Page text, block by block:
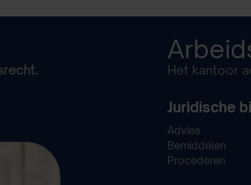
Het kantoor
Juridische
Advies
Bemiddelen
Procederen